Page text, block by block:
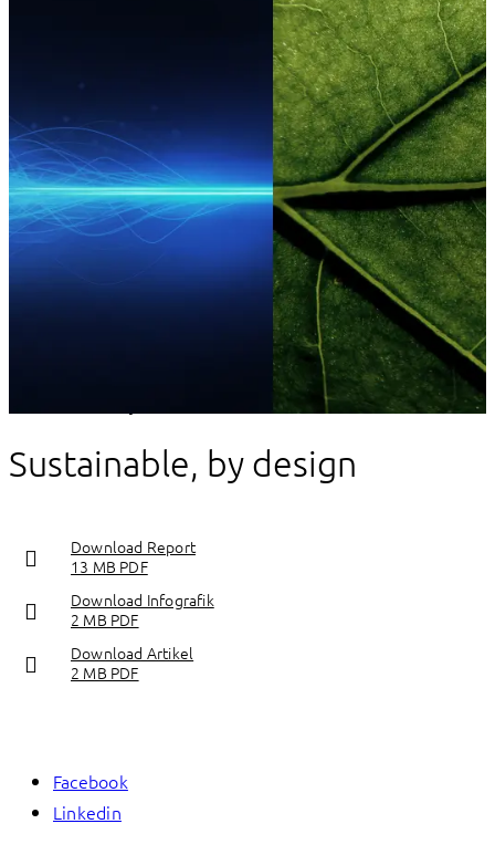
Sustainable, by design
Download Report
13 MB PDF
Download Infografik
2 MB PDF
Download Artikel
2 MB PDF
Facebook
Linkedin